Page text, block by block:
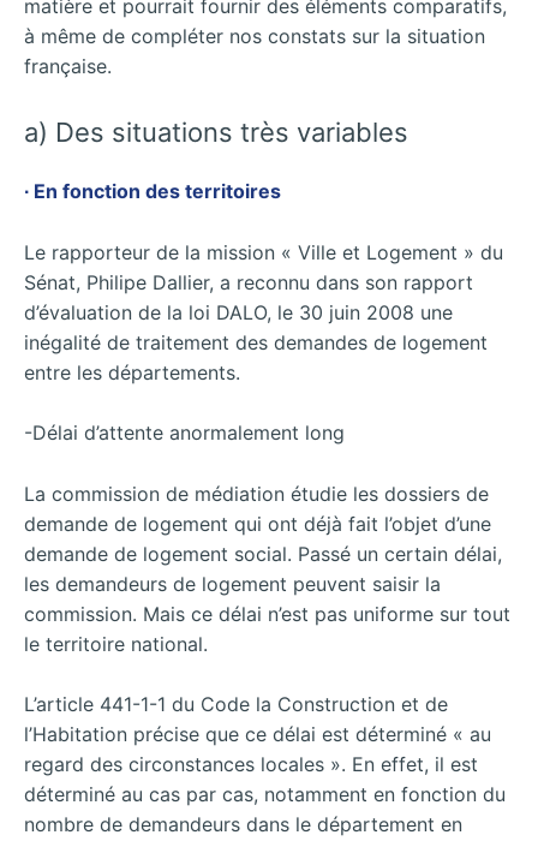
matière et pourrait fournir des éléments comparatifs,
à même de compléter nos constats sur la situation
française.
a) Des situations très variables
∙ En fonction des territoires
Le rapporteur de la mission « Ville et Logement » du
Sénat, Philipe Dallier, a reconnu dans son rapport
d’évaluation de la loi DALO, le 30 juin 2008 une
inégalité de traitement des demandes de logement
entre les départements.
-Délai d’attente anormalement long
La commission de médiation étudie les dossiers de
demande de logement qui ont déjà fait l’objet d’une
demande de logement social. Passé un certain délai,
les demandeurs de logement peuvent saisir la
commission. Mais ce délai n’est pas uniforme sur tout
le territoire national.
L’article 441-1-1 du Code la Construction et de
l’Habitation précise que ce délai est déterminé « au
regard des circonstances locales ». En effet, il est
déterminé au cas par cas, notamment en fonction du
nombre de demandeurs dans le département en